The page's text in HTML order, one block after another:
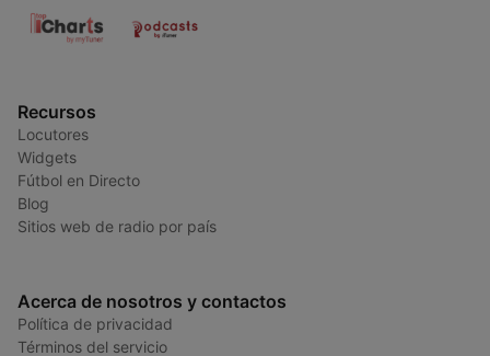
Recursos
Locutores
Widgets
Fútbol en Directo
Blog
Sitios web de radio por país
Acerca de nosotros y contactos
Política de privacidad
Términos del servicio